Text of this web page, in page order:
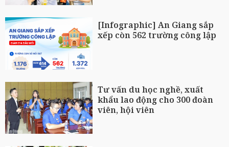
[Infographic] An Giang sắp
xếp còn 562 trường công lập
Tư vấn du học nghề, xuất
khẩu lao động cho 300 đoàn
viên, hội viên